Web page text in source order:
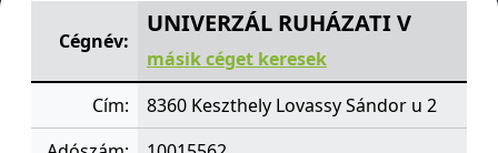
UNIVERZÁL RUHÁZATI VLovassy Sándor u 2 Keszthely
Cégnév:
UNIVERZÁL RUHÁZATI V
másik céget keresek
Cím:
8360 Keszthely Lovassy Sándor u 2